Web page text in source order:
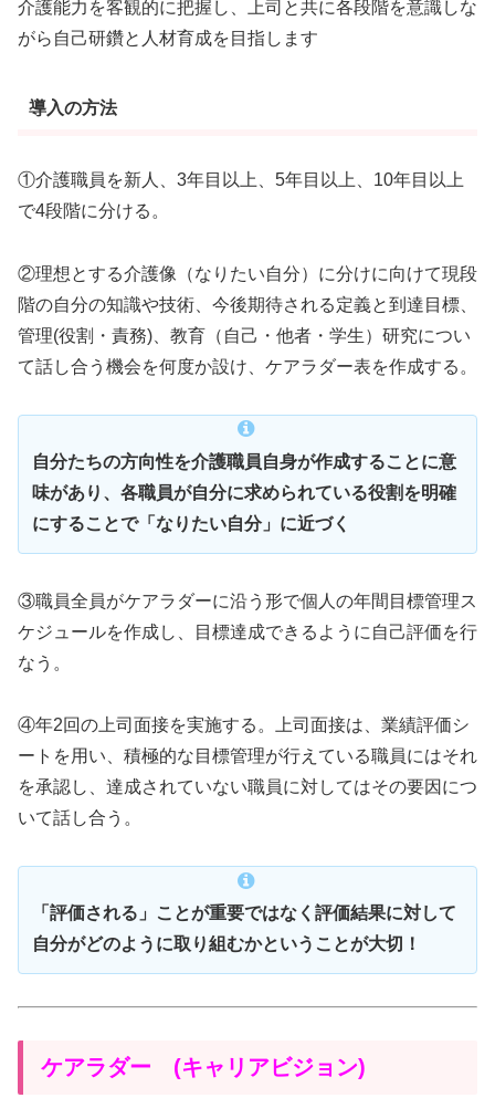
介護能力を客観的に把握し、上司と共に各段階を意識しな
がら自己研鑽と人材育成を目指します
導入の方法
①介護職員を新人、3年目以上、5年目以上、10年目以上
で4段階に分ける。
②理想とする介護像（なりたい自分）に分けに向けて現段
階の自分の知識や技術、今後期待される定義と到達目標、
管理(役割・責務)、教育（自己・他者・学生）研究につい
て話し合う機会を何度か設け、ケアラダー表を作成する。
自分たちの方向性を介護職員自身が作成することに意
味があり、各職員が自分に求められている役割を明確
にすることで「なりたい自分」に近づく
③職員全員がケアラダーに沿う形で個人の年間目標管理ス
ケジュールを作成し、目標達成できるように自己評価を行
なう。
④年2回の上司面接を実施する。上司面接は、業績評価シ
ートを用い、積極的な目標管理が行えている職員にはそれ
を承認し、達成されていない職員に対してはその要因につ
いて話し合う。
「評価される」ことが重要ではなく評価結果に対して
自分がどのように取り組むかということが大切！
ケアラダー (キャリアビジョン)